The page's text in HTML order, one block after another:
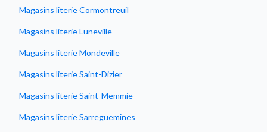
Magasins literie Cormontreuil
Magasins literie Luneville
Magasins literie Mondeville
Magasins literie Saint-Dizier
Magasins literie Saint-Memmie
Magasins literie Sarreguemines